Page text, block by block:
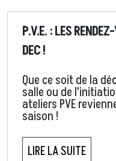
P.V.E. : LES
DEC !
Que ce soit de la
salle ou de
ateliers PVE
saison !
LIRE LA SUITE